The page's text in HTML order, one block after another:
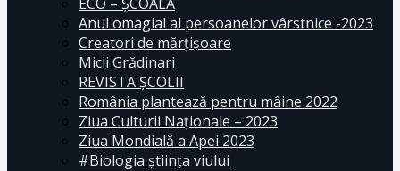
Anul omagial al persoanelor vârstnice -2023
Creatori de mărțișoare
Micii Grădinari
REVISTA ŞCOLII
România plantează pentru mâine 2022
Ziua Culturii Naționale – 2023
Ziua Mondială a Apei 2023
#Biologia știința viului